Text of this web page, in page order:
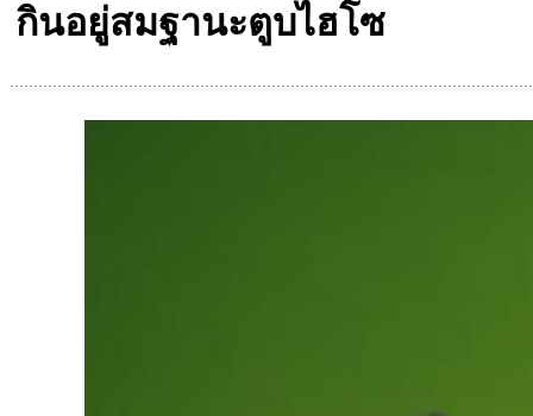
กินอยู่สมฐานะตูบไฮโซ